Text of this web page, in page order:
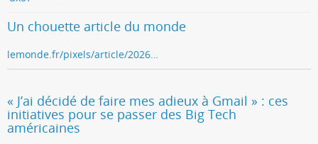
Un chouette article du monde
lemonde.fr/pixels/article/2026…
« J’ai décidé de faire mes adieux à Gmail » : ces
initiatives pour se passer des Big Tech
américaines